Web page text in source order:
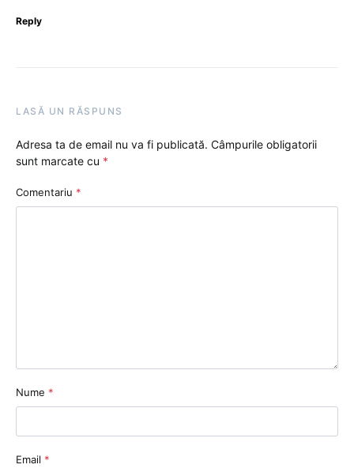
Reply
LASĂ UN RĂSPUNS
Adresa ta de email nu va fi publicată. Câmpurile obligatorii
sunt marcate cu *
Comentariu *
Nume *
Email *